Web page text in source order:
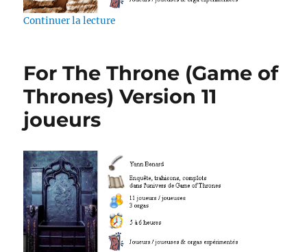
Continuer la lecturede « Danse macabre »
For The Throne (Game of
Thrones) Version 11
joueurs